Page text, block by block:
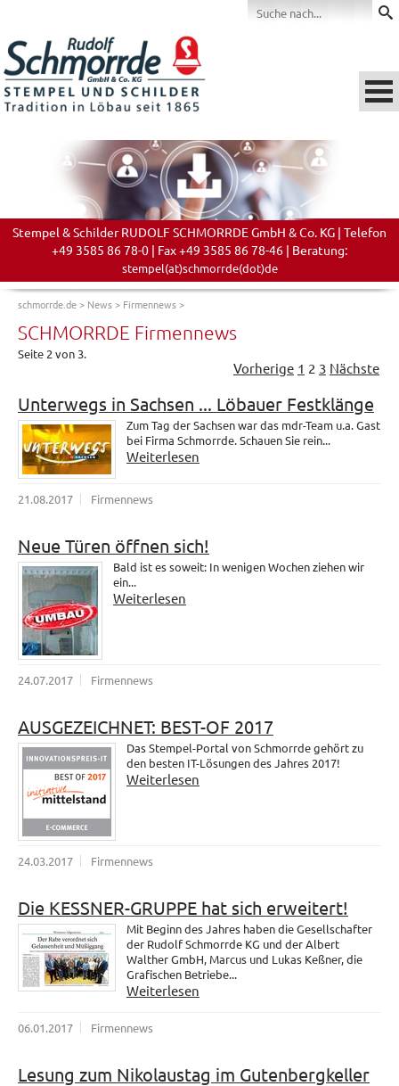
Stempel & Schilder RUDOLF SCHMORRDE GmbH & Co. KG | Telefon
+49 3585 86 78-0 | Fax +49 3585 86 78-46 | Beratung:
stempel(at)schmorrde(dot)de
schmorrde.de> News> Firmennews>
SCHMORRDE Firmennews
Seite 2 von 3.
Vorherige 1 2 3 Nächste
Unterwegs in Sachsen ... Löbauer Festklänge
Zum Tag der Sachsen war das mdr-Team u.a. Gast
bei Firma Schmorrde. Schauen Sie rein...
Weiterlesen
21.08.2017 Firmennews
Neue Türen öffnen sich!
Bald ist es soweit: In wenigen Wochen ziehen wir
ein...
Weiterlesen
24.07.2017 Firmennews
AUSGEZEICHNET: BEST-OF 2017
Das Stempel-Portal von Schmorrde gehört zu
den besten IT-Lösungen des Jahres 2017!
Weiterlesen
24.03.2017 Firmennews
Die KESSNER-GRUPPE hat sich erweitert!
Mit Beginn des Jahres haben die Gesellschafter
der Rudolf Schmorrde KG und der Albert
Walther GmbH, Marcus und Lukas Keßner, die
Grafischen Betriebe...
Weiterlesen
06.01.2017 Firmennews
Lesung zum Nikolaustag im Gutenbergkeller